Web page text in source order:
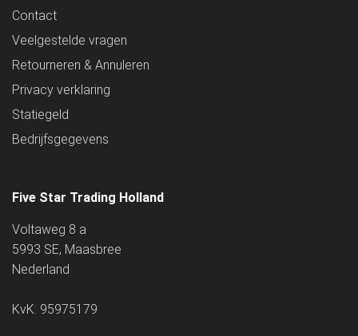
Contact
Veelgestelde vragen
Retourneren & Annuleren
Privacy verklaring
Statiegeld
Bedrijfsgegevens
Five Star Trading Holland
Voltaweg 8 a
5993 SE, Maasbree
Nederland
KvK: 95975179